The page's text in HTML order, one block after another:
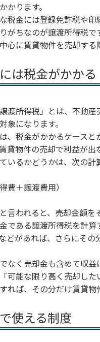
かります。
税金には登録免許税や印
がちなのが譲渡所得税で
心に賃貸物件を売却す
は税金がかかる
渡所得税」とは、不動
象になります。
、税金がかかるケースと
貸物件の売却で利益が出
いるかどうかは、次の計
費＋譲渡費用）
言われると、売却金額を
である譲渡所得税を計
どがあれば、さらにそ
なく売却金も含めて収益
可能な限り高く売却し
れば、その分だけ賃貸
使える制度